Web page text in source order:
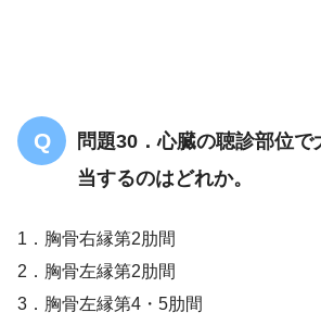
問題30．心臓の聴診部位で
当するのはどれか。
1．胸骨右縁第2肋間
2．胸骨左縁第2肋間
3．胸骨左縁第4・5肋間